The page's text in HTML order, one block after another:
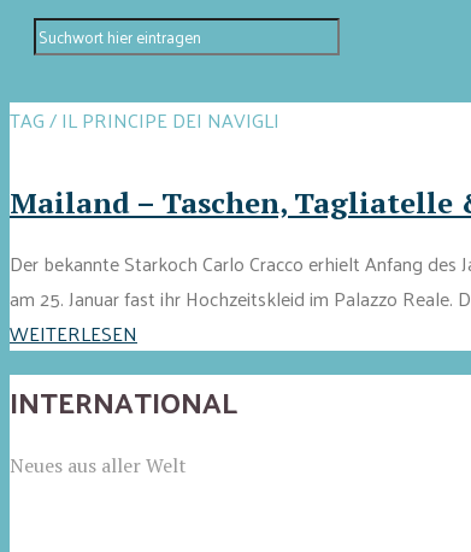
TAG / IL PRINCIPE DEI NAVIGLI
Mailand – Taschen, Tagliatelle
Der bekannte Starkoch Carlo Cracco erhielt Anfang des
am 25. Januar fast ihr Hochzeitskleid im Palazzo Reale.
WEITERLESEN
INTERNATIONAL
Neues aus aller Welt